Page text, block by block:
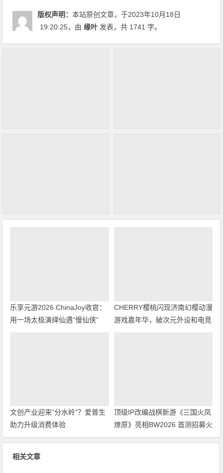
版权声明：本站原创文章，于2023年10月18日
19:20:25，由缘叶 发表，共 1741 字。
乐享元游2026 ChinaJoy收官：
用一场太极演绎仙遇“慢仙侠”
CHERRY樱桃闪现济南幻樱动漫
游戏嘉年华，破次元外设和电竞
文创产业迎来“分水岭”？爱普生
助力升级消费体验
顶级IP改编战棋新游《三国火凤
燎原》亮相BW2026 首测招募火
热开启
相关文章